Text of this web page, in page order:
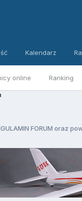
online Ranking
Kalendarz
FORUM oraz